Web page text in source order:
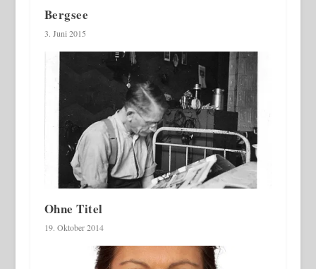
Bergsee
3. Juni 2015
Ohne Titel
19. Oktober 2014